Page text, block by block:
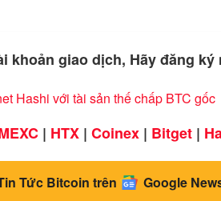
khoản giao dịch, Hãy đăng
Hashi với tài sản thế chấp BTC gốc
| HTX| Coinex| Bitget|
Tức Bitcoin trên Google